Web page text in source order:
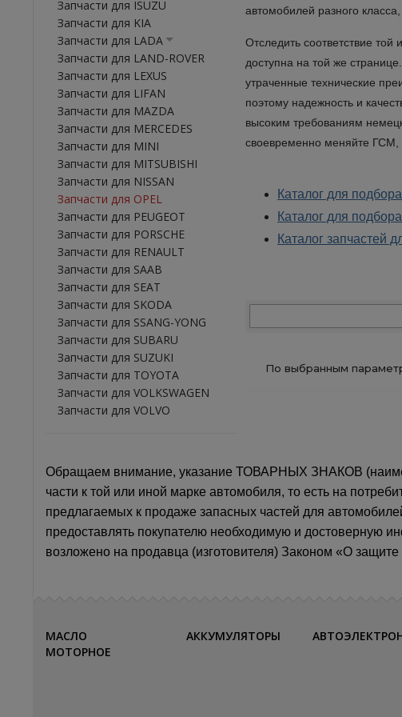
Запчасти для ISUZU
Запчасти для KIA
Запчасти для LADA
Запчасти для LAND-ROVER
Запчасти для LEXUS
Запчасти для LIFAN
Запчасти для MAZDA
Запчасти для MERCEDES
Запчасти для MINI
Запчасти для MITSUBISHI
Запчасти для NISSAN
Запчасти для OPEL
Запчасти для PEUGEOT
Запчасти для PORSCHE
Запчасти для RENAULT
Запчасти для SAAB
Запчасти для SEAT
Запчасти для SKODA
Запчасти для SSANG-YONG
Запчасти для SUBARU
Запчасти для SUZUKI
Запчасти для TOYOTA
Запчасти для VOLKSWAGEN
Запчасти для VOLVO
автомобилей разного
Отследить соответствие
доступна на той же
утраченные технические
поэтому надежность и
высоким требованиям
своевременно меняйте ГСМ,
Каталог для
Каталог для
Каталог запчастей
По выбранным
Обращаем внимание, указание ТОВАРНЫХ ЗНАКОВ
части к той или иной марке автомобиля, то есть на
предлагаемых к продаже запасных частей для
предоставлять покупателю необходимую и достоверную
возложено на продавца (изготовителя) Законом «О
МАСЛО
МОТОРНОЕ
АККУМУЛЯТОРЫ